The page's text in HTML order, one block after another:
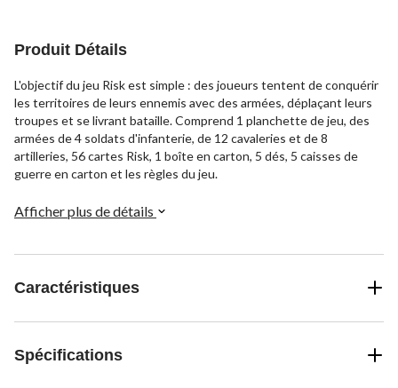
Produit Détails
L'objectif du jeu Risk est simple : des joueurs tentent de conquérir
les territoires de leurs ennemis avec des armées, déplaçant leurs
troupes et se livrant bataille. Comprend 1 planchette de jeu, des
armées de 4 soldats d'infanterie, de 12 cavaleries et de 8
artilleries, 56 cartes Risk, 1 boîte en carton, 5 dés, 5 caisses de
guerre en carton et les règles du jeu.
Afficher plus de détails
Caractéristiques
Spécifications